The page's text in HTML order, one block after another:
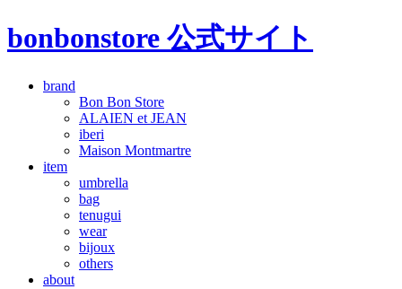
bonbonstore 公式サイト
brand
Bon Bon Store
ALAIEN et JEAN
iberi
Maison Montmartre
item
umbrella
bag
tenugui
wear
bijoux
others
about